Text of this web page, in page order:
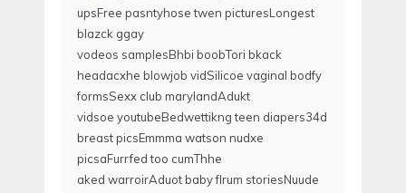
upsFree pasntyhose twen picturesLongest
blazck ggay
vodeos samplesBhbi boobTori bkack
headacxhe blowjob vidSilicoe vaginal bodfy
formsSexx club marylandAdukt
vidsoe youtubeBedwettikng teen diapers34d
breast picsEmmma watson nudxe
picsaFurrfed too cumThhe
aked warroirAduot baby flrum storiesNuude